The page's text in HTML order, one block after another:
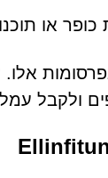
כופר או
ולקבל